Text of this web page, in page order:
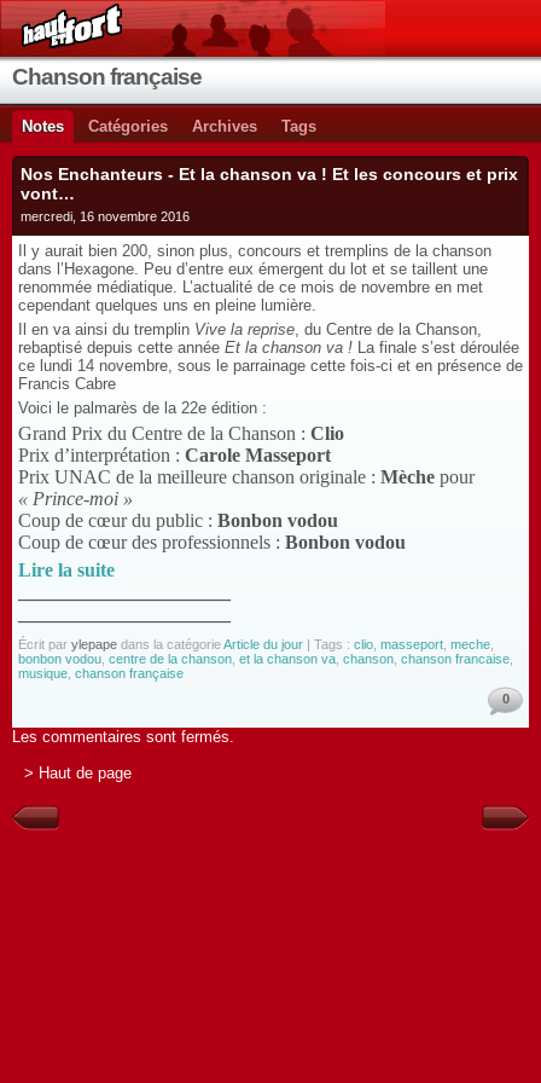
Chanson française
Notes Catégories Archives Tags
Nos Enchanteurs - Et la chanson va ! Et les concours et prix
vont…
mercredi, 16 novembre 2016
Il y aurait bien 200, sinon plus, concours et tremplins de la chanson
dans l’Hexagone. Peu d’entre eux émergent du lot et se taillent une
renommée médiatique. L’actualité de ce mois de novembre en met
cependant quelques uns en pleine lumière.
Il en va ainsi du tremplin Vive la reprise, du Centre de la Chanson,
rebaptisé depuis cette année Et la chanson va ! La finale s’est déroulée
ce lundi 14 novembre, sous le parrainage cette fois-ci et en présence de
Francis Cabre
Voici le palmarès de la 22e édition :
Grand Prix du Centre de la Chanson : Clio
Prix d’interprétation : Carole Masseport
Prix UNAC de la meilleure chanson originale : Mèche​ pour
« Prince-moi »
Coup de cœur du public : Bonbon vodou
Coup de cœur des professionnels : Bonbon vodou
Lire la suite
Écrit par ylepape dans la catégorieArticle du jour | Tags : clio masseport meche
bonbon vodou centre de la chanson et la chanson va chanson chanson francaise
musique chanson française
0
Les commentaires sont fermés.
> Haut de page